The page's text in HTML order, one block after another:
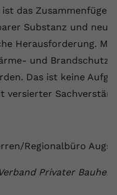
das Zusammenfügen
Substanz und
Herausforderung.
und Brandschutz
Das ist keine
versierter
Regionalbüro
Privater